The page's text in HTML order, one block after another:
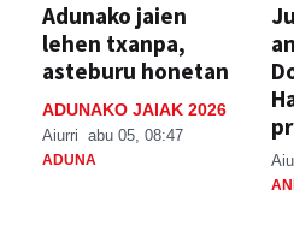
Adunako jaien
lehen txanpa,
asteburu honetan
ADUNAKO JAIAK 2026
Aiurri abu 05, 08:47
ADUNA